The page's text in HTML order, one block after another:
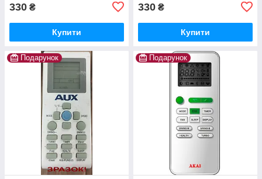
330 ₴
Купити
330 ₴
Купити
Подарунок Подарунок